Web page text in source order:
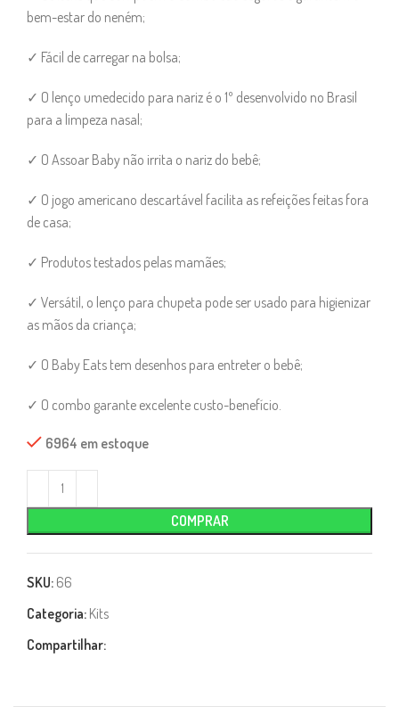
bem-estar do neném;
✓ Fácil de carregar na bolsa;
✓ O lenço umedecido para nariz é o 1º desenvolvido no Brasil
para a limpeza nasal;
✓ O Assoar Baby não irrita o nariz do bebê;
✓ O jogo americano descartável facilita as refeições feitas fora
de casa;
✓ Produtos testados pelas mamães;
✓ Versátil, o lenço para chupeta pode ser usado para higienizar
as mãos da criança;
✓ O Baby Eats tem desenhos para entreter o bebê;
✓ O combo garante excelente custo-benefício.
6964 em estoque
COMPRAR
SKU: 66
Categoria: Kits
Compartilhar: